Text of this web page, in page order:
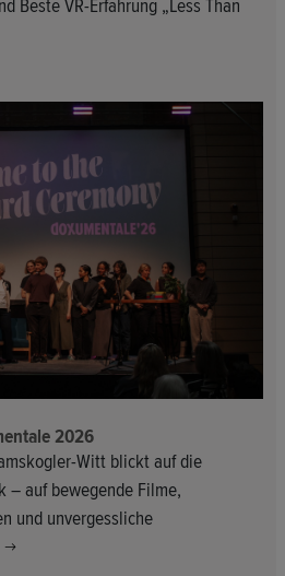
Beste VR-Erfahrung „Less Than
2026
Witt blickt auf die
– auf bewegende Filme,
und unvergessliche